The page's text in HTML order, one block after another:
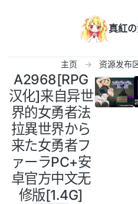
真紅
主页 资源发布
A2968[RPG
汉化]来自异世
界的女勇者法
拉異世界から
来た女勇者フ
ァーラPC+安
卓官方中文无
修版[1.4G]